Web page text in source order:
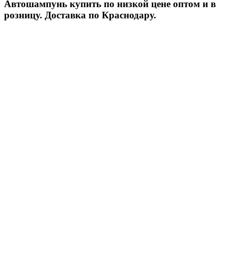
Автошампунь купить по низкой цене оптом и в
розницу. Доставка по Краснодару.